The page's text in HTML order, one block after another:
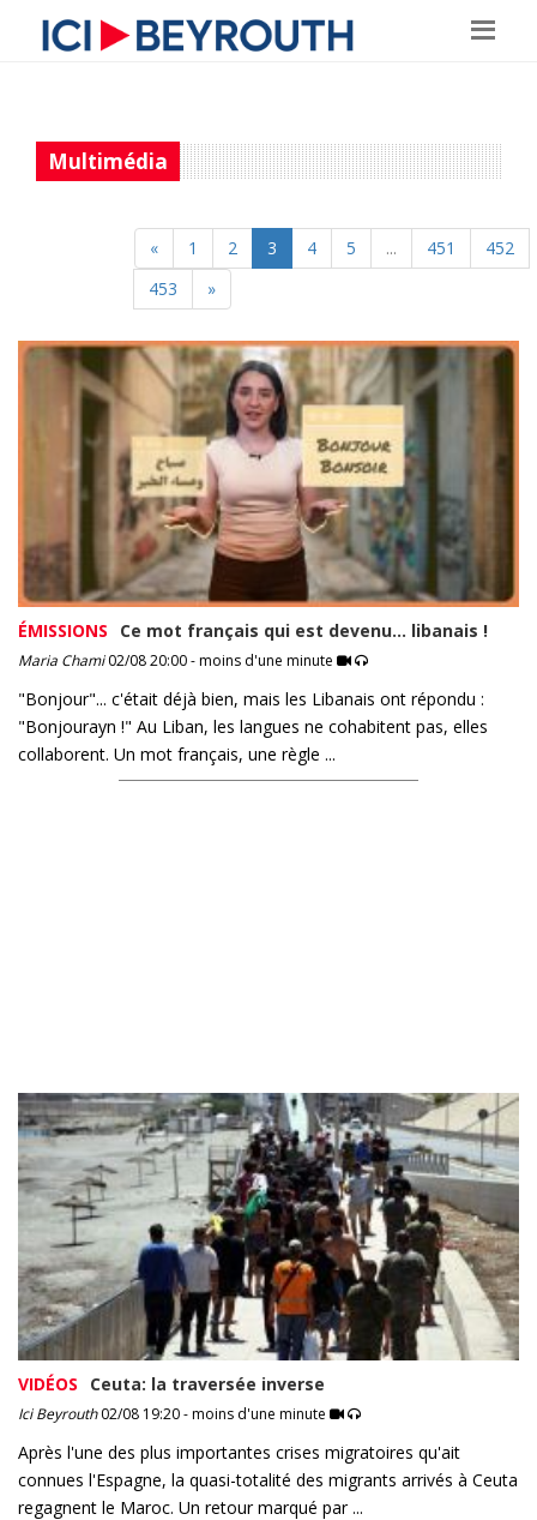
Multimédia
« 1 2 3 4 5 ... 451
452
453
»
ÉMISSIONS Ce mot français qui est devenu... libanais !
Maria Chami02/08 20:00 - moins d'une minute
"Bonjour"... c'était déjà bien, mais les Libanais ont répondu :
"Bonjourayn !" Au Liban, les langues ne cohabitent pas, elles
collaborent. Un mot français, une règle ...
VIDÉOS Ceuta: la traversée inverse
Ici Beyrouth02/08 19:20 - moins d'une minute
Après l'une des plus importantes crises migratoires qu'ait
connues l'Espagne, la quasi-totalité des migrants arrivés à Ceuta
regagnent le Maroc. Un retour marqué par ...